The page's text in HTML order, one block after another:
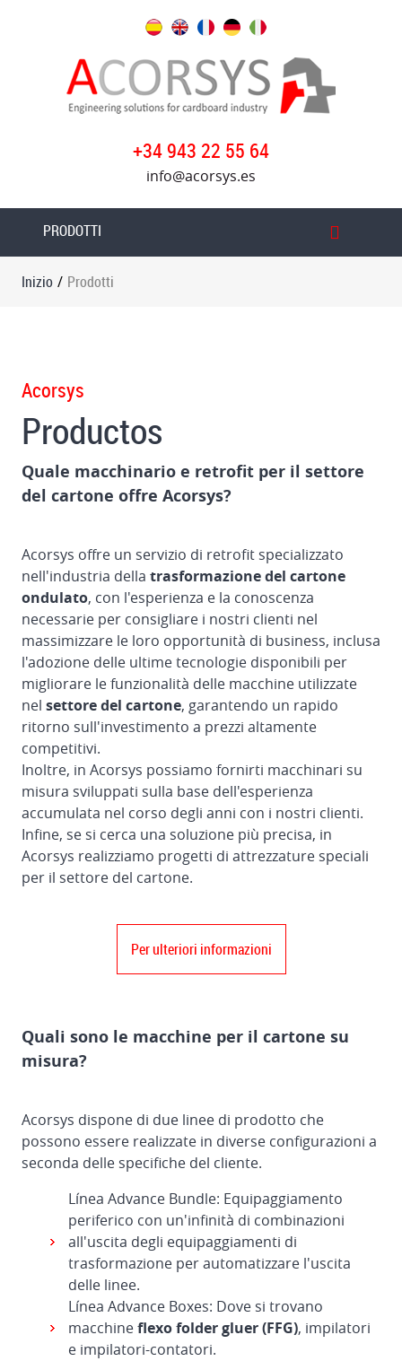
+34 943 22 55 64
info@acorsys.es
PRODOTTI
Gruppo
Oversys
Notizie
Contatto
Inizio / Prodotti
Acorsys
Productos
Quale macchinario e retrofit per il settore
del cartone offre Acorsys?
Acorsys offre un servizio di retrofit specializzato
nell'industria della trasformazione del cartone
ondulato, con l'esperienza e la conoscenza
necessarie per consigliare i nostri clienti nel
massimizzare le loro opportunità di business, inclusa
l'adozione delle ultime tecnologie disponibili per
migliorare le funzionalità delle macchine utilizzate
nel settore del cartone, garantendo un rapido
ritorno sull'investimento a prezzi altamente
competitivi.
Inoltre, in Acorsys possiamo fornirti macchinari su
misura sviluppati sulla base dell'esperienza
accumulata nel corso degli anni con i nostri clienti.
Infine, se si cerca una soluzione più precisa, in
Acorsys realizziamo progetti di attrezzature speciali
per il settore del cartone.
Per ulteriori informazioni
Quali sono le macchine per il cartone su
misura?
Acorsys dispone di due linee di prodotto che
possono essere realizzate in diverse configurazioni a
seconda delle specifiche del cliente.
Línea Advance Bundle: Equipaggiamento
periferico con un'infinità di combinazioni
all'uscita degli equipaggiamenti di
trasformazione per automatizzare l'uscita
delle linee.
Línea Advance Boxes: Dove si trovano
macchineflexo folder gluer (FFG), impilatori
e impilatori-contatori.